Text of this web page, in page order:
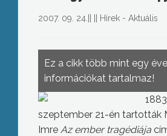
2007. 09. 24. Hírek - Aktuális
Ez a cikk több mint egy
információkat tartalmaz!
szeptember 21-én tartották
Imre Az ember tragédiája